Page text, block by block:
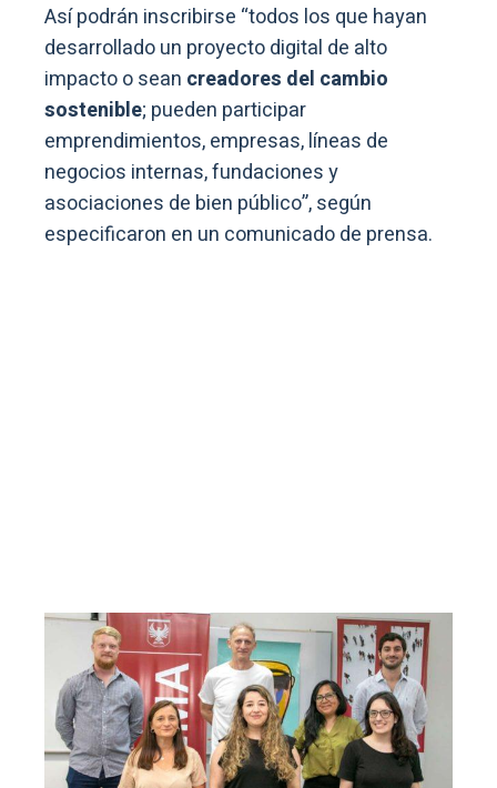
Así podrán inscribirse “todos los que hayan
desarrollado un proyecto digital de alto
impacto o sean creadores del cambio
sostenible; pueden participar
emprendimientos, empresas, líneas de
negocios internas, fundaciones y
asociaciones de bien público”, según
especificaron en un comunicado de prensa.